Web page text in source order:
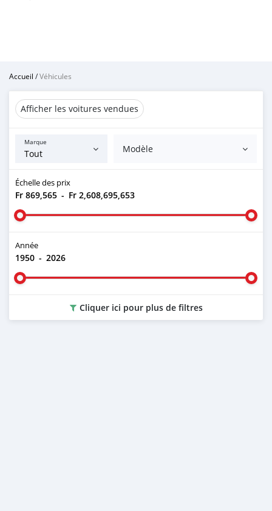
Accueil /Véhicules
Afficher les voitures vendues
Marque
Modèle
Échelle des prix
Fr 869,565 - Fr 2,608,695,653
Année
1950 - 2026
Cliquer ici pour plus de filtres